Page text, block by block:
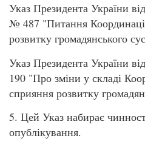
Указ Президента України
№ 487 "Питання
розвитку громадянського
Указ Президента України
190 "Про зміни у складі
сприяння розвитку
5. Цей Указ набирає
опублікування.